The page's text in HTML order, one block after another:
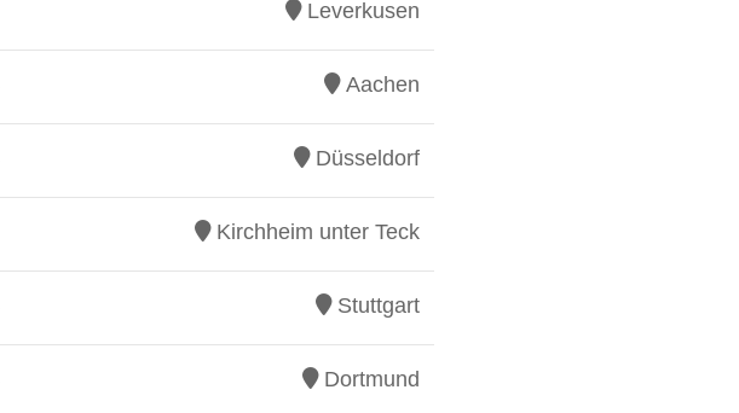
Leverkusen
Aachen
Düsseldorf
Kirchheim unter Teck
Stuttgart
Dortmund